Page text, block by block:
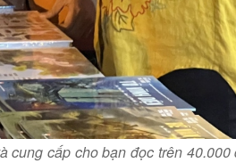
cấp cho bạn đọc trên